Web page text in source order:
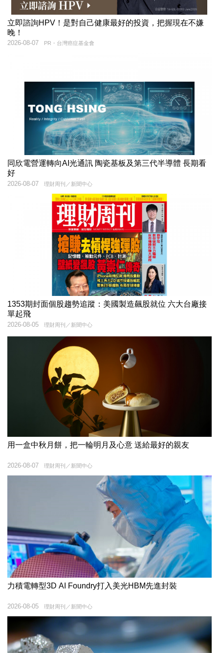
立即諮詢HPV！是對自己健康最好的投資，把握現在不嫌
晚！
PR・台灣癌症基金會
2026-08-07
同欣電營運轉向AI光通訊 陶瓷基板及第三代半導體 長期看
好
理財周刊／新聞中心
2026-08-07
1353期封面個股趨勢追蹤：美國製造飆股就位 六大台廠接
單起飛
理財周刊／新聞中心
2026-08-05
用一盒中秋月餅，把一輪明月及心意 送給最好的親友
理財周刊／新聞中心
2026-08-07
力積電轉型3D AI Foundry打入美光HBM先進封裝
理財周刊／新聞中心
2026-08-05